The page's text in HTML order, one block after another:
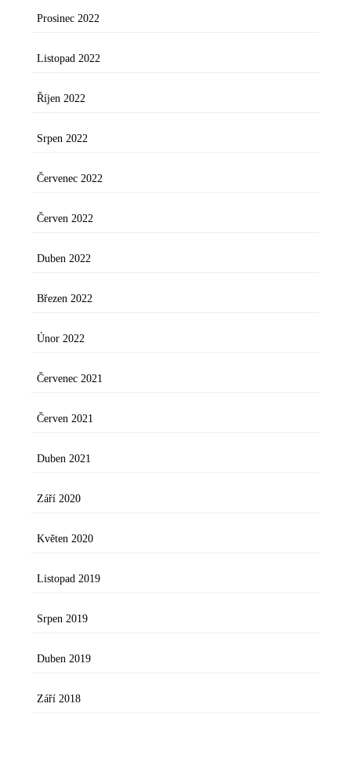
Prosinec 2022
Listopad 2022
Říjen 2022
Srpen 2022
Červenec 2022
Červen 2022
Duben 2022
Březen 2022
Únor 2022
Červenec 2021
Červen 2021
Duben 2021
Září 2020
Květen 2020
Listopad 2019
Srpen 2019
Duben 2019
Září 2018